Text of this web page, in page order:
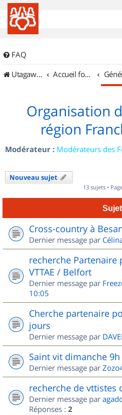
FAQ
UtagawaVTT (Randos VTT et VTTAE avec traces GPS)
Accueil forum
Organisation
région
Modérateur : Modérateurs des
Nouveau sujet
13 sujets •
Cross-country à
Dernier message par
recherche
VTTAE / Belfort
Dernier message par
10:05
Cherche partenaire
jours
Dernier message par
Saint vit dimanche
Dernier message par
recherche de vttistes
Dernier message par
Réponses : 2